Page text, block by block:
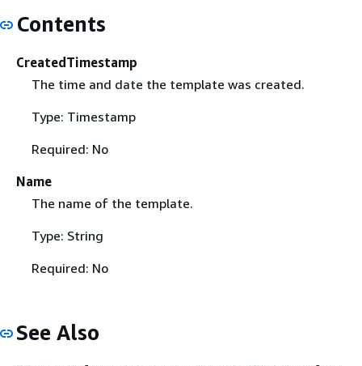
Contents
CreatedTimestamp
The time and date the template was created.
Type: Timestamp
Required: No
Name
The name of the template.
Type: String
Required: No
See Also